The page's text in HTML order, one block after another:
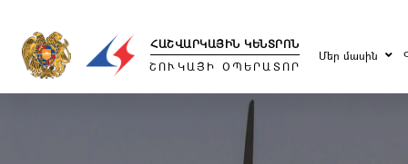
ՀԱՇՎԱՐԿԱՅԻՆ ԿԵՆՏՐՈՆ
ՇՈՒԿԱՅԻ ՕՊԵՐԱՏՈՐ
Մեր մասին